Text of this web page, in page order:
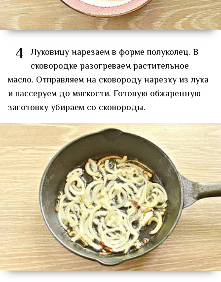
4 Луковицу нарезаем в форме полуколец. В
сковородке разогреваем растительное
масло. Отправляем на сковороду нарезку из лука
и пассеруем до мягкости. Готовую обжаренную
заготовку убираем со сковороды.